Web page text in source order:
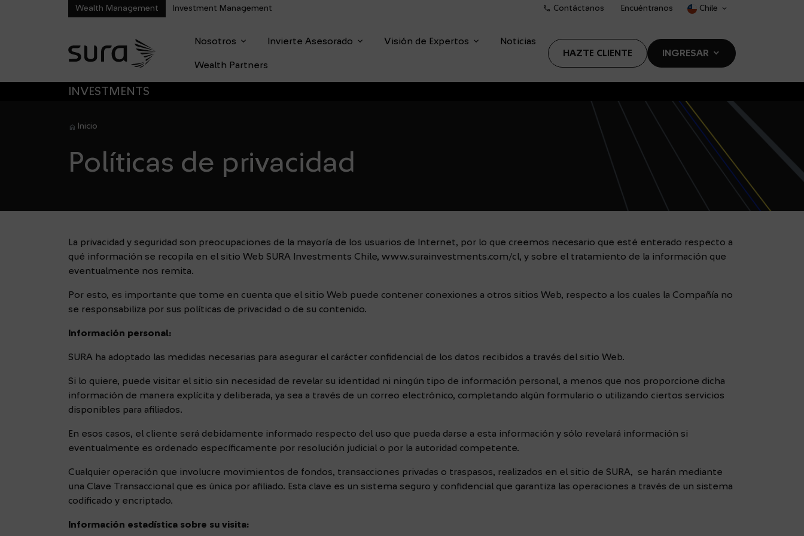
Wealth Management Investment Management call Contáctanos Encuéntranos Chile
dropdown
Main Menu
Nosotros
dropdown Invierte Asesorado
dropdown Visión de Expertos
dropdown Noticias
Wealth Partners
HAZTE CLIENTE INGRESARDROPDOWN
INVESTMENTS
Inicio
Políticas de privacidad
La privacidad y seguridad son preocupaciones de la mayoría de los usuarios de Internet, por lo que creemos necesario que esté enterado respecto a
qué información se recopila en el sitio Web SURA Investments Chile, www.surainvestments.com/cl, y sobre el tratamiento de la información que
eventualmente nos remita.
Por esto, es importante que tome en cuenta que el sitio Web puede contener conexiones a otros sitios Web, respecto a los cuales la Compañía no
se responsabiliza por sus políticas de privacidad o de su contenido.
Información personal:
SURA ha adoptado las medidas necesarias para asegurar el carácter confidencial de los datos recibidos a través del sitio Web.
Si lo quiere, puede visitar el sitio sin necesidad de revelar su identidad ni ningún tipo de información personal, a menos que nos proporcione dicha
información de manera explícita y deliberada, ya sea a través de un correo electrónico, completando algún formulario o utilizando ciertos servicios
disponibles para afiliados.
En esos casos, el cliente será debidamente informado respecto del uso que pueda darse a esta información y sólo revelará información si
eventualmente es ordenado específicamente por resolución judicial o por la autoridad competente.
Cualquier operación que involucre movimientos de fondos, transacciones privadas o traspasos, realizados en el sitio de SURA, se harán mediante
una Clave Transaccional que es única por afiliado. Esta clave es un sistema seguro y confidencial que garantiza las operaciones a través de un sistema
codificado y encriptado.
Información estadística sobre su visita: